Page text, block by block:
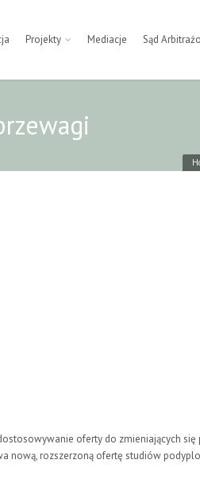
Projekty Mediacje Sąd
oferty do zmieniających się
nową, rozszerzoną ofertę studiów